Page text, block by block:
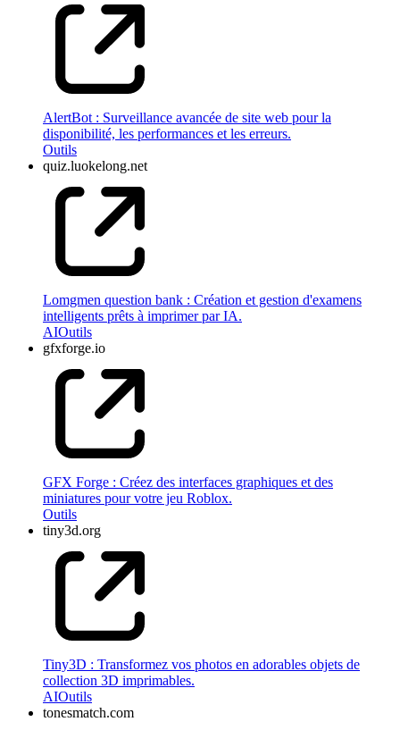
AlertBot : Surveillance avancée de site web pour la
disponibilité, les performances et les erreurs.
Outils
quiz.luokelong.net
Lomgmen question bank : Création et gestion d'examens
intelligents prêts à imprimer par IA.
AIOutils
gfxforge.io
GFX Forge : Créez des interfaces graphiques et des
miniatures pour votre jeu Roblox.
Outils
tiny3d.org
Tiny3D : Transformez vos photos en adorables objets de
collection 3D imprimables.
AIOutils
tonesmatch.com